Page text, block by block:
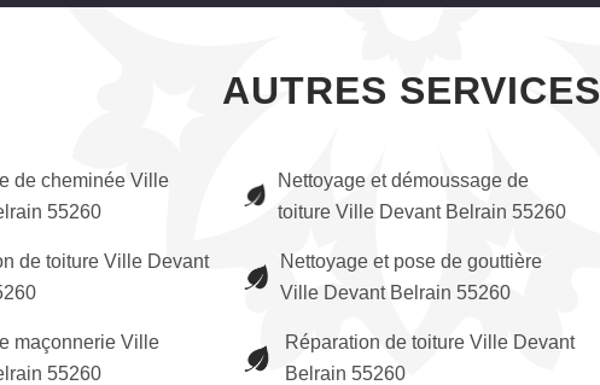
AUTRES SERVICES
de cheminée Ville
55260
de toiture Ville Devant
maçonnerie Ville
55260
Nettoyage et démoussage de
toiture Ville Devant Belrain 55260
Nettoyage et pose de gouttière
Ville Devant Belrain 55260
Réparation de toiture Ville Devant
Belrain 55260